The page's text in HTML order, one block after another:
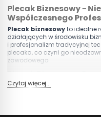
Plecak Biznesowy -
Współczesnego
Plecak biznesowyto idealne
działających w środowisku
i profesjonalizm tradycyjnej
plecaka, co czyni go
zawodowego.
dla Kobiet w Biznesie
Czytaj więcej...